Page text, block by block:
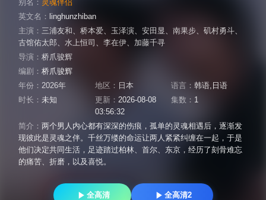
别名： 灵魂伴侣
英文名： linghunzhiban
主演： 三浦友和、 桥本爱、 玉泽演、 安田显、 南果步、 矶村勇斗、
古馆佑太郎、 水上恒司 、 李在伊、 加藤千寻
导演： 桥爪骏辉
编剧： 桥爪骏辉
年份： 2026年 地区： 日本 语言：韩语,日语
时长： 未知 更新： 2026-08-08
03:56:32
集数： 1
简介： 两个男人内心都有深深的伤痕，孤单的灵魂相遇后，逐渐发
现彼此是灵魂之伴。千丝万缕的命运让两人紧紧纠缠在一起，于是
他们决定共同生活，足迹踏过柏林、首尔、东京，经历了刻骨难忘
的痛苦、折磨，以及喜悦。
全高清 全高清2